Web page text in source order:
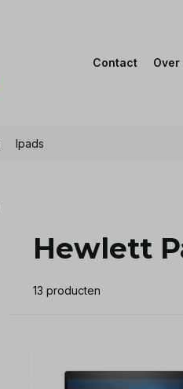
Contact Over
Ipads
Hewlett
13 producten